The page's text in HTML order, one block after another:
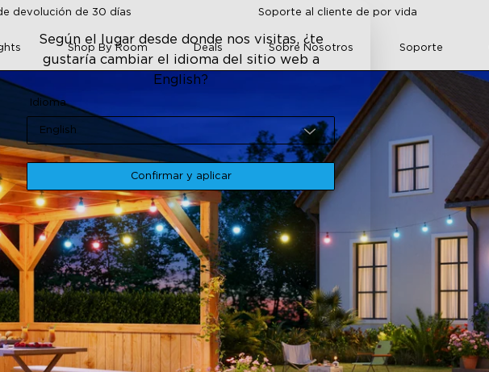
devolución de 30 días Soporte al cliente de por vida
Shop By Room Deals Sobre Nosotros Soporte
Según el lugar desde donde nos visitas, ¿te
gustaría cambiar el idioma del sitio web a
English?
Idioma
English
Confirmar y aplicar